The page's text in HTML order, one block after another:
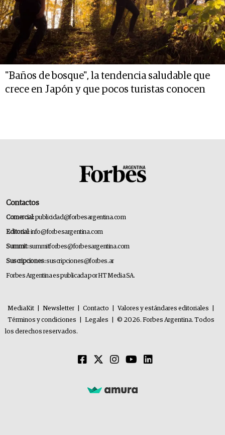
"Baños de bosque", la tendencia saludable que
crece en Japón y que pocos turistas conocen
Contactos
Comercial:publicidad@forbesargentina.com
Editorial:info@forbesargentina.com
Summit:summitforbes@forbesargentina.com
Suscripciones:suscripciones@forbes.ar
Forbes Argentina es publicada por HT Media SA.
MediaKit Newsletter Contacto Valores y estándares editoriales
Términos y condiciones
Legales
© 2026. Forbes Argentina. Todos
los derechos reservados.